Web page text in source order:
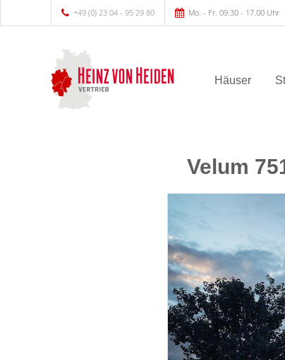
+49 (0) 23 04 - 95 29 80 Mo. - Fr. 09.30 - 17.00 Uhr
Häuser
Velum